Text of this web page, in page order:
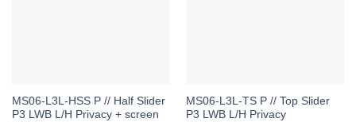
MS06-L3L-HSS P // Half Slider
P3 LWB L/H Privacy + screen
MS06-L3L-TS P // Top Slider
P3 LWB L/H Privacy